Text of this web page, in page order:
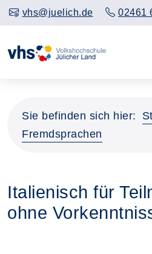
vhs@juelich.de 02461
Sie befinden sich hier:
Fremdsprachen
Italienisch für
ohne